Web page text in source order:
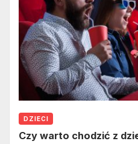
DZIECI
Czy warto chodzić z